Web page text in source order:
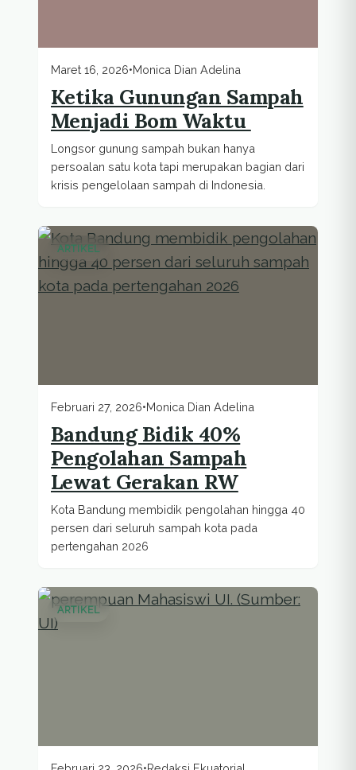
Maret 16, 2026•Monica Dian Adelina
Ketika Gunungan Sampah
Menjadi Bom Waktu
Longsor gunung sampah bukan hanya
persoalan satu kota tapi merupakan bagian dari
krisis pengelolaan sampah di Indonesia.
ARTIKEL
Februari 27, 2026•Monica Dian Adelina
Bandung Bidik 40%
Pengolahan Sampah
Lewat Gerakan RW
Kota Bandung membidik pengolahan hingga 40
persen dari seluruh sampah kota pada
pertengahan 2026
ARTIKEL